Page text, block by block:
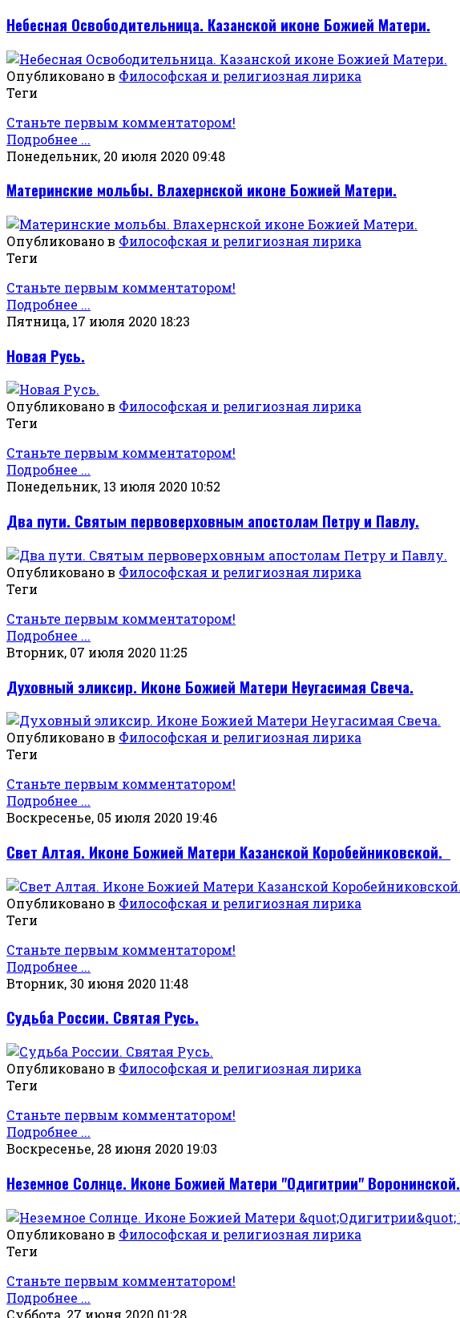
Небесная Освободительница. Казанской иконе Божией Матери.
Опубликовано в Философская и религиозная лирика
Теги
Станьте первым комментатором!
Подробнее ...
Понедельник, 20 июля 2020 09:48
Материнские мольбы. Влахернской иконе Божией Матери.
Опубликовано в Философская и религиозная лирика
Теги
Станьте первым комментатором!
Подробнее ...
Пятница, 17 июля 2020 18:23
Новая Русь.
Опубликовано в Философская и религиозная лирика
Теги
Станьте первым комментатором!
Подробнее ...
Понедельник, 13 июля 2020 10:52
Два пути. Святым первоверховным апостолам Петру и Павлу.
Опубликовано в Философская и религиозная лирика
Теги
Станьте первым комментатором!
Подробнее ...
Вторник, 07 июля 2020 11:25
Духовный эликсир. Иконе Божией Матери Неугасимая Свеча.
Опубликовано в Философская и религиозная лирика
Теги
Станьте первым комментатором!
Подробнее ...
Воскресенье, 05 июля 2020 19:46
Свет Алтая. Иконе Божией Матери Казанской Коробейниковской.
Опубликовано в Философская и религиозная лирика
Теги
Станьте первым комментатором!
Подробнее ...
Вторник, 30 июня 2020 11:48
Судьба России. Святая Русь.
Опубликовано в Философская и религиозная лирика
Теги
Станьте первым комментатором!
Подробнее ...
Воскресенье, 28 июня 2020 19:03
Неземное Солнце. Иконе Божией Матери "Одигитрии" Воронинской.
Опубликовано в Философская и религиозная лирика
Теги
Станьте первым комментатором!
Подробнее ...
Суббота, 27 июня 2020 01:28